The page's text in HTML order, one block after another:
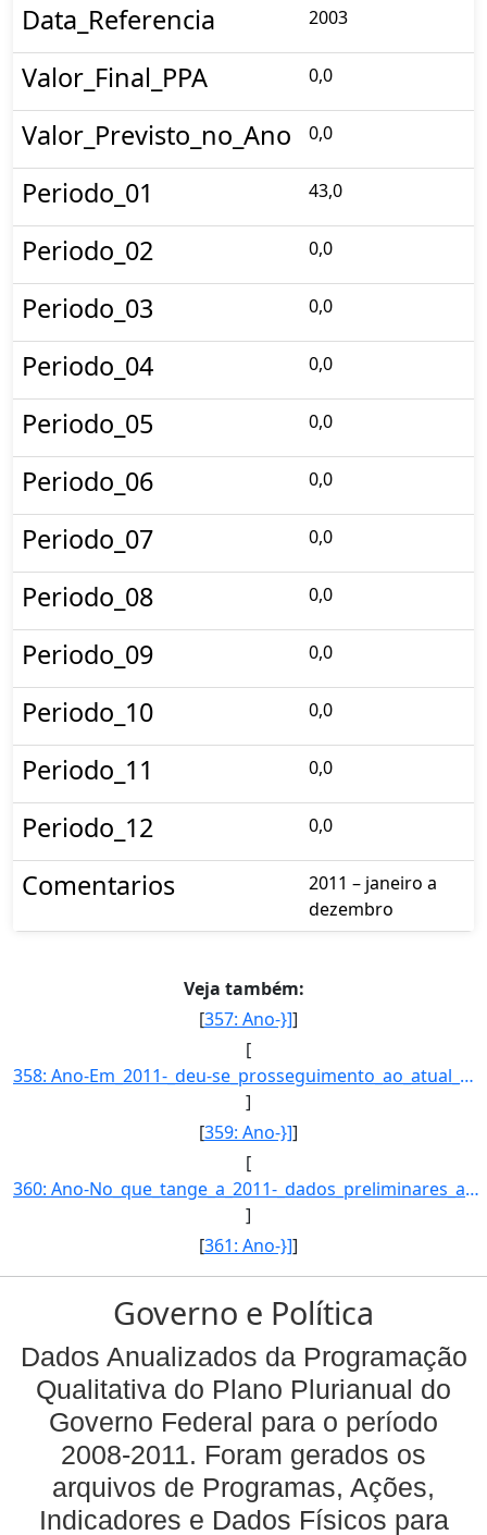
Data_Referencia 2003
Valor_Final_PPA 0,0
Valor_Previsto_no_Ano 0,0
Periodo_01 43,0
Periodo_02 0,0
Periodo_03 0,0
Periodo_04 0,0
Periodo_05 0,0
Periodo_06 0,0
Periodo_07 0,0
Periodo_08 0,0
Periodo_09 0,0
Periodo_10 0,0
Periodo_11 0,0
Periodo_12 0,0
Comentarios
2011 – janeiro a
dezembro
Veja também:
[357: Ano-}]]
[
358: Ano-Em_2011-_deu-se_prosseguimento_ao_atual_processo_de_ampliacao-_modernizacao_e_depuracao_dos_regi]
]
[359: Ano-}]]
[
360: Ano-No_que_tange_a_2011-_dados_preliminares_apontam_para_indices_compativeis_aqueles_verificados_no_]
]
[361: Ano-}]]
Governo e Política
Dados Anualizados da Programação
Qualitativa do Plano Plurianual do
Governo Federal para o período
2008-2011. Foram gerados os
arquivos de Programas, Ações,
Indicadores e Dados Físicos para